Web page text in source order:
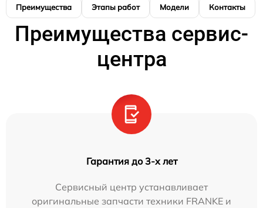
Преимущества Этапы работ Модели Контакты
Преимущества сервис-
центра
Гарантия до 3-х лет
Сервисный центр устанавливает
оригинальные запчасти техники FRANKE и